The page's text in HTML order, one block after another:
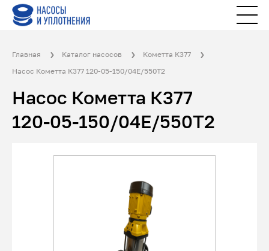
Главная Каталог насосов
Кометта К377
Насос Кометта К377 120-05-150/04Е/550Т2
Насос Кометта К377
120-05-150/04Е/550Т2